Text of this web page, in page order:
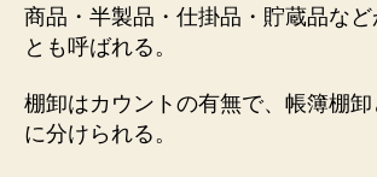
商品・半製品・仕掛品・貯蔵品な
とも呼ばれる。
棚卸はカウントの有無で、帳簿棚卸
に分けられる。